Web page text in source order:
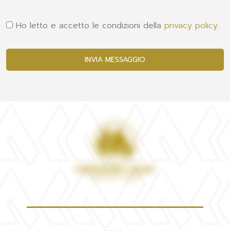
Ho letto e accetto le condizioni della privacy policy.
INVIA MESSAGGIO